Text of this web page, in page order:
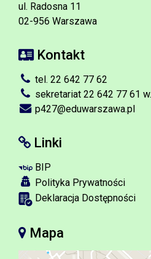
ul. Radosna 11
02-956 Warszawa
Kontakt
tel. 22 642 77 62
sekretariat 22 642 77 61
p427@eduwarszawa.pl
Linki
BIP
Polityka Prywatności
Deklaracja Dostępności
Mapa